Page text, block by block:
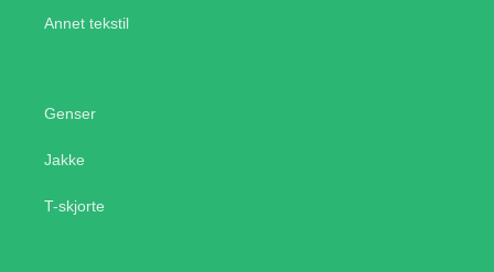
Annet tekstil
Genser
Jakke
T-skjorte